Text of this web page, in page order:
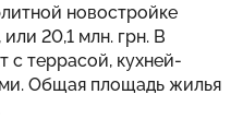
новостройке
20,1 млн. грн. В
с террасой, кухней-
Общая площадь жилья